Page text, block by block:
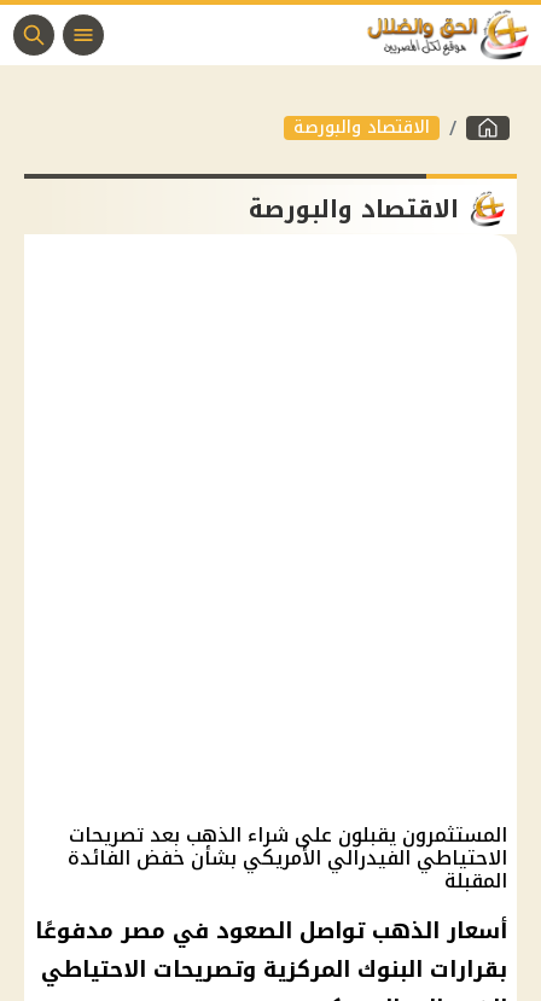
الاقتصاد والبورصة
الاقتصاد والبورصة
المستثمرون يقبلون على شراء الذهب بعد تصريحات
الاحتياطي الفيدرالي الأمريكي بشأن خفض الفائدة
المقبلة
أسعار الذهب تواصل الصعود في مصر مدفوعًا
بقرارات البنوك المركزية وتصريحات الاحتياطي